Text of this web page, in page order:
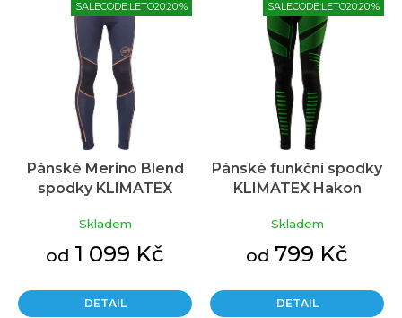
SALECODE:LETO20:20:%
Pánské Merino Blend
spodky KLIMATEX
Skladem
od 1 099 Kč
DETAIL
SALECODE:LETO20:20:%
Pánské funkční spodky
KLIMATEX Hakon
Skladem
od 799 Kč
DETAIL